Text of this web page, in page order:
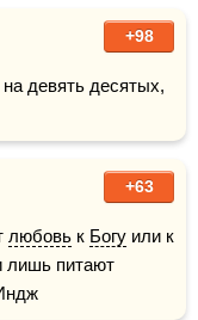
+98
на девять десятых,
+63
любовь к Богу
лишь питают